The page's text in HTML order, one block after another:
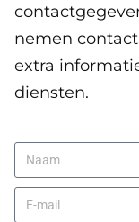
nemen
extra
diensten.